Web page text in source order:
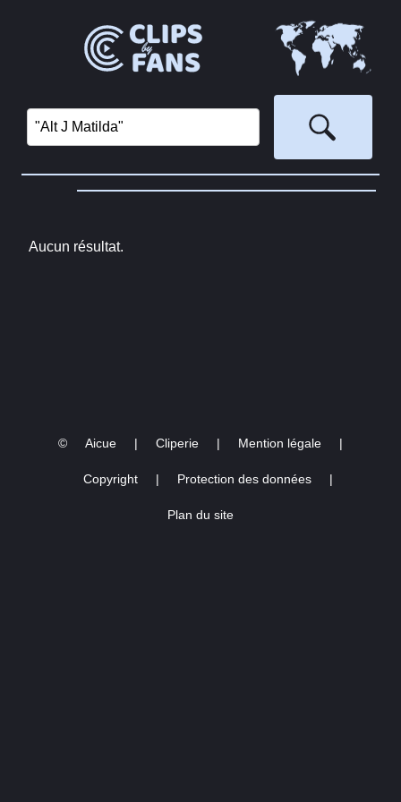
Aucun résultat.
© Aicue | Cliperie | Mention légale |
Copyright | Protection des données |
Plan du site